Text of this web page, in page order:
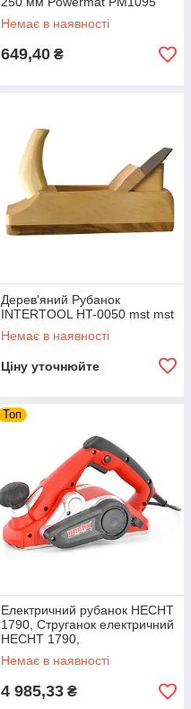
розміточний шаблон
Немає в наявності
649,40 ₴
Дерев'яний Рубанок
INTERTOOL HT-0050 mst mst
Немає в наявності
Ціну уточнюйте
Топ
Електричний рубанок HECHT
1790, Струганок електричний
HECHT 1790,
Електроструганок HECHT
1790
Немає в наявності
4 985,33 ₴